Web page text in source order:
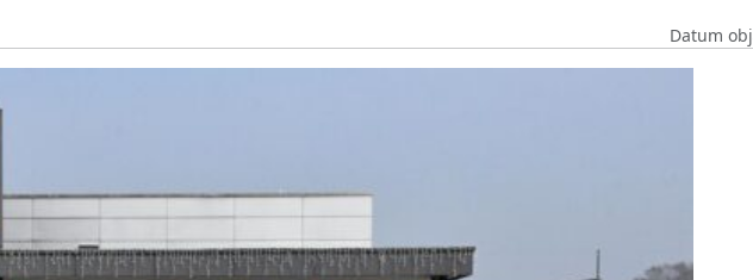
Datum